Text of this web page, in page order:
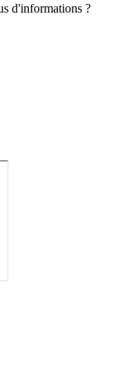
d'informations ?